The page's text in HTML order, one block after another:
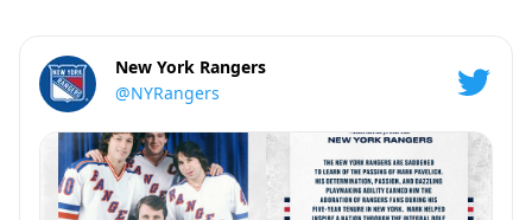
New York Rangers
@NYRangers